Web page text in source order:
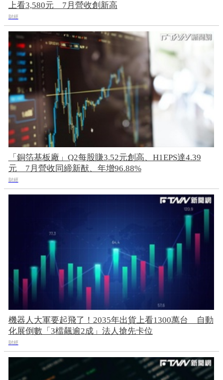
上看3,580元 7月營收創新高
財經
「銅箔基板廠」Q2每股賺3.52元創高、H1EPS達4.39
元 7月營收同締新猷、年增96.88%
財經
機器人大軍要起飛了！2035年出貨上看1300萬台 自動
化展倒數「3檔飆逾2成」法人搶先卡位
財經